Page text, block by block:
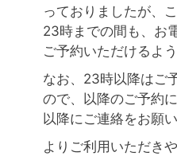
っておりましたが、
23時までの間も、お
ご予約いただけるよ
なお、23時以降はご
ので、以降のご予約
以降にご連絡をお願
よりご利用いただき